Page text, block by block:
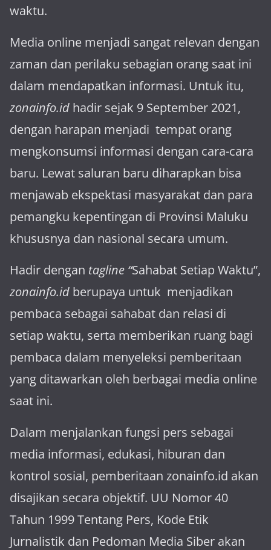
waktu.
Media online menjadi sangat relevan dengan
za­man dan perilaku sebagian orang saat ini
dalam mendapatkan informasi. Untuk itu,
zonainfo.id hadir sejak 9 September 2021,
dengan harapan menjadi tem­pat orang
mengkonsumsi informasi dengan cara-cara
baru. Lewat sa­luran ba­ru diharapkan bisa
menja­wab ekspektasi masya­rakat dan para
pemangku kepen­tingan di Provinsi Maluku
khususnya dan nasional secara umum.
Hadir dengan tagline “Sahabat Setiap Waktu”,
zonainfo.id berupaya untuk menjadikan
pembaca sebagai sahabat dan relasi di
setiap waktu, serta memberikan ruang bagi
pembaca dalam menyeleksi pemberitaan
yang ditawarkan oleh berbagai media online
saat ini.
Dalam menjalankan fungsi pers sebagai
media informasi, edukasi, hiburan dan
kontrol sosial, pemberitaan zonainfo.id akan
disajikan secara objektif. UU Nomor 40
Tahun 1999 Tentang Pers, Kode Etik
Jurnalistik dan Pedoman Media Siber akan